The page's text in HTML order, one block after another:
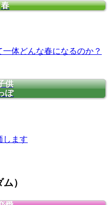
春
体どんな春になるのか？
供
ぽ
します
）